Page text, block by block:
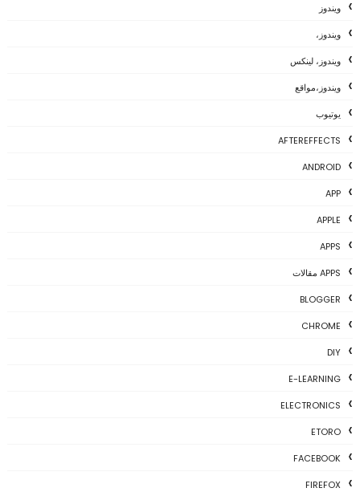
ويندوز
ويندوز،
ويندوز، لينكس
ويندوز،مواقع
يوتيوب
AFTEREFFECTS
ANDROID
APP
APPLE
APPS
APPS مقالات
BLOGGER
CHROME
DIY
E-LEARNING
ELECTRONICS
ETORO
FACEBOOK
FIREFOX